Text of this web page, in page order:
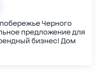
Черного
предложение для
бизнес! Дом